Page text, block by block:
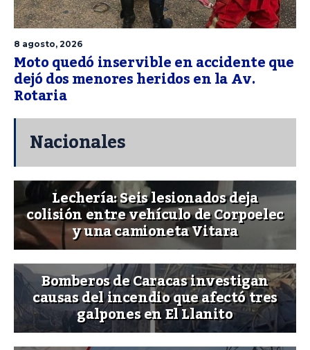
8 agosto, 2026
Moto quedó inservible en accidente que
dejó dos menores heridos en la Av.
Rotaria
Nacionales
Lechería: Seis lesionados deja
colisión entre vehículo de Corpoelec
y una camioneta Vitara
Bomberos de Caracas investigan
causas del incendio que afectó tres
galpones en El Llanito